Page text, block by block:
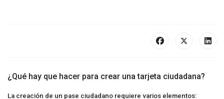
¿Qué hay que hacer para crear una tarjeta ciudadana?
La creación de un pase ciudadano requiere varios elementos: